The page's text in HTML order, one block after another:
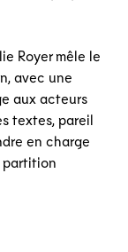
Royer mêle le
avec une
aux acteurs
textes, pareil
en charge
partition